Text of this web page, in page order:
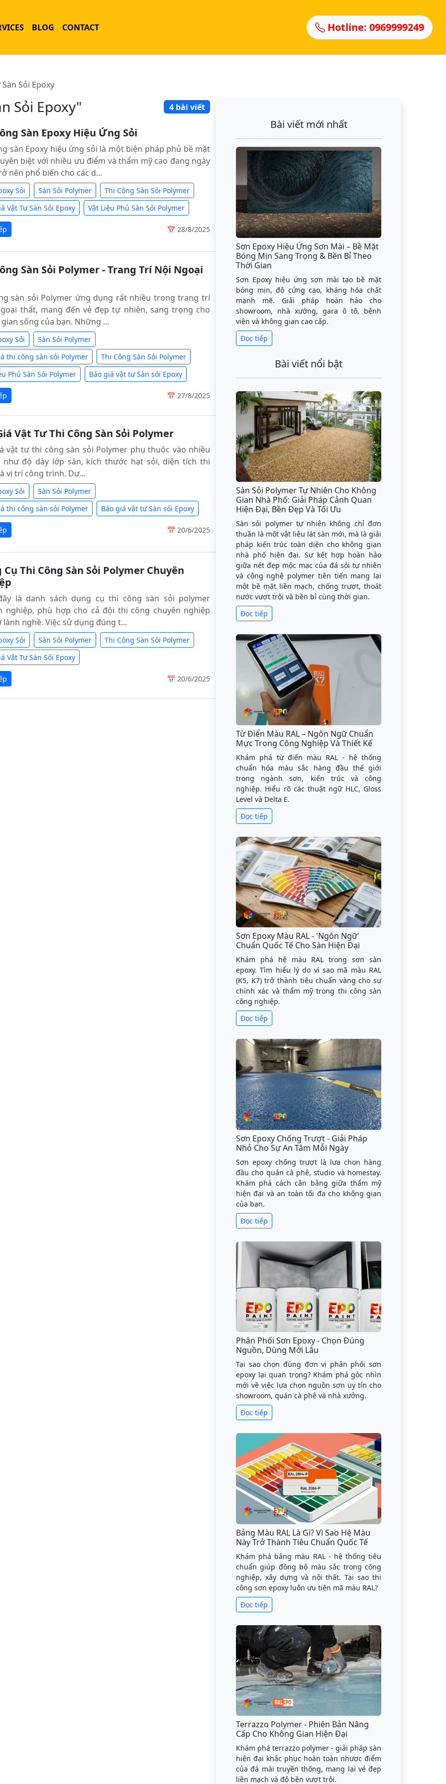
BLOG CONTACT Hotline: 0969999249
Sỏi Epoxy
Sỏi Epoxy" 4 bài viết
Sàn Epoxy Hiệu Ứng Sỏi
sàn Epoxy hiệu ứng sỏi là một biện pháp phủ bề mặt
biệt với nhiều ưu điểm và thẩm mỹ cao đang ngày
nên phổ biến cho các d...
Sỏi Sàn Sỏi Polymer
Thi Công Sàn Sỏi Polymer
Vật Tư Sàn Sỏi Epoxy
Vật Liệu Phủ Sàn Sỏi Polymer
📅 28/8/2025
Sàn Sỏi Polymer - Trang Trí Nội Ngoại
sàn sỏi Polymer ứng dụng rất nhiều trong trang trí
thất, mang đến vẻ đẹp tự nhiên, sang trọng cho
sống của bạn. Những ...
Sỏi
Sàn Sỏi Polymer
thi công sàn sỏi Polymer
Thi Công Sàn Sỏi Polymer
Phủ Sàn Sỏi Polymer
Báo giá vật tư Sàn sỏi Epoxy
📅 27/8/2025
Vật Tư Thi Công Sàn Sỏi Polymer
vật tư thi công sàn sỏi Polymer phụ thuộc vào nhiều
như độ dày lớp sàn, kích thước hạt sỏi, diện tích thi
vị trí công trình. Dư...
Sỏi
Sàn Sỏi Polymer
thi công sàn sỏi Polymer
Báo giá vật tư Sàn sỏi Epoxy
📅 20/6/2025
Cụ Thi Công Sàn Sỏi Polymer Chuyên
là danh sách dụng cụ thi công sàn sỏi polymer
nghiệp, phù hợp cho cả đội thi công chuyên nghiệp
lành nghề. Việc sử dụng đúng t...
Sỏi Sàn Sỏi Polymer
Thi Công Sàn Sỏi Polymer
Vật Tư Sàn Sỏi Epoxy
📅 20/6/2025
Bài viết mới nhất
Sơn Epoxy Hiệu Ứng Sơn Mài – Bề Mặt
Bóng Mịn Sang Trọng & Bền Bỉ Theo
Thời Gian
Sơn Epoxy hiệu ứng sơn mài tạo bề mặt
bóng mịn, độ cứng cao, kháng hóa chất
mạnh mẽ. Giải pháp hoàn hảo cho
showroom, nhà xưởng, gara ô tô, bệnh
viện và không gian cao cấp.
Đọc tiếp
Bài viết nổi bật
Sàn Sỏi Polymer Tự Nhiên Cho Không
Gian Nhà Phố: Giải Pháp Cảnh Quan
Hiện Đại, Bền Đẹp Và Tối Ưu
Sàn sỏi polymer tự nhiên không chỉ đơn
thuần là một vật liệu lát sàn mới, mà là giải
pháp kiến trúc toàn diện cho không gian
nhà phố hiện đại. Sự kết hợp hoàn hảo
giữa nét đẹp mộc mạc của đá sỏi tự nhiên
và công nghệ polymer tiên tiến mang lại
một bề mặt liền mạch, chống trượt, thoát
nước vượt trội và bền bỉ cùng thời gian.
Đọc tiếp
Từ Điển Màu RAL – Ngôn Ngữ Chuẩn
Mực Trong Công Nghiệp Và Thiết Kế
Khám phá từ điển màu RAL - hệ thống
chuẩn hóa màu sắc hàng đầu thế giới
trong ngành sơn, kiến trúc và công
nghiệp. Hiểu rõ các thuật ngữ HLC, Gloss
Level và Delta E.
Đọc tiếp
Sơn Epoxy Màu RAL - 'Ngôn Ngữ'
Chuẩn Quốc Tế Cho Sàn Hiện Đại
Khám phá hệ màu RAL trong sơn sàn
epoxy. Tìm hiểu lý do vì sao mã màu RAL
(K5, K7) trở thành tiêu chuẩn vàng cho sự
chính xác và thẩm mỹ trong thi công sàn
công nghiệp.
Đọc tiếp
Sơn Epoxy Chống Trượt - Giải Pháp
Nhỏ Cho Sự An Tâm Mỗi Ngày
Sơn epoxy chống trượt là lựa chọn hàng
đầu cho quán cà phê, studio và homestay.
Khám phá cách cân bằng giữa thẩm mỹ
hiện đại và an toàn tối đa cho không gian
của bạn.
Đọc tiếp
Phân Phối Sơn Epoxy - Chọn Đúng
Nguồn, Dùng Mới Lâu
Tại sao chọn đúng đơn vị phân phối sơn
epoxy lại quan trọng? Khám phá góc nhìn
mới về việc lựa chọn nguồn sơn uy tín cho
showroom, quán cà phê và nhà xưởng.
Đọc tiếp
Bảng Màu RAL Là Gì? Vì Sao Hệ Màu
Này Trở Thành Tiêu Chuẩn Quốc Tế
Khám phá bảng màu RAL - hệ thống tiêu
chuẩn giúp đồng bộ màu sắc trong công
nghiệp, xây dựng và nội thất. Tại sao thi
công sơn epoxy luôn ưu tiên mã màu RAL?
Đọc tiếp
Terrazzo Polymer - Phiên Bản Nâng
Cấp Cho Không Gian Hiện Đại
Khám phá terrazzo polymer - giải pháp sàn
hiện đại khắc phục hoàn toàn nhược điểm
của đá mài truyền thống, mang lại vẻ đẹp
liền mạch và độ bền vượt trội.